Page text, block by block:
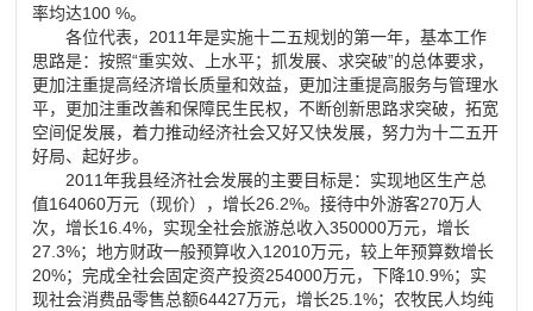
率均达100 %。
各位代表，2011年是实施十二五规划的第一年，基本工作
思路是：按照“重实效、上水平；抓发展、求突破”的总体要求，
更加注重提高经济增长质量和效益，更加注重提高服务与管理水
平，更加注重改善和保障民生民权，不断创新思路求突破，拓宽
空间促发展，着力推动经济社会又好又快发展，努力为十二五开
好局、起好步。
2011年我县经济社会发展的主要目标是：实现地区生产总
值164060万元（现价），增长26.2%。接待中外游客270万人
次，增长16.4%，实现全社会旅游总收入350000万元，增长
27.3%；地方财政一般预算收入12010万元，较上年预算数增长
20%；完成全社会固定资产投资254000万元，下降10.9%；实
现社会消费品零售总额64427万元，增长25.1%；农牧民人均纯